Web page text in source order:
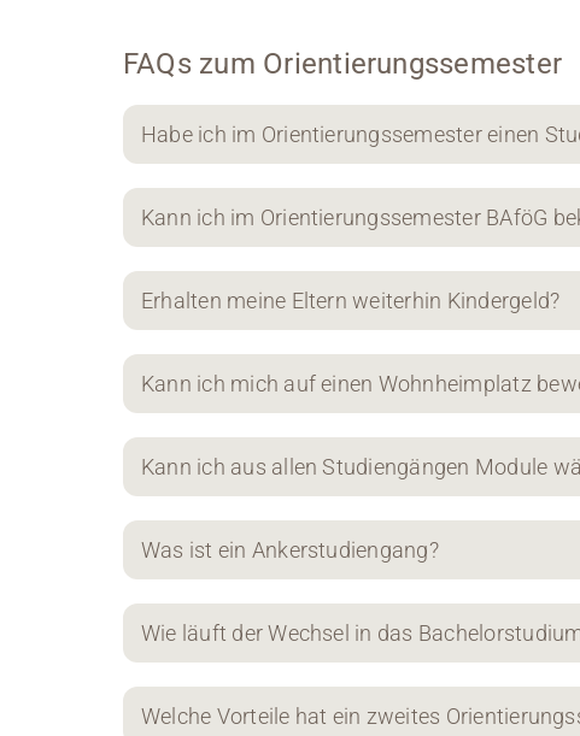
FAQs zum Orientierungssemester
Habe ich im Orientierungssemester einen
Kann ich im Orientierungssemester BAföG
Erhalten meine Eltern weiterhin Kindergeld?
Kann ich mich auf einen Wohnheimplatz
Kann ich aus allen Studiengängen Module
Was ist ein Ankerstudiengang?
Wie läuft der Wechsel in das
Welche Vorteile hat ein zweites